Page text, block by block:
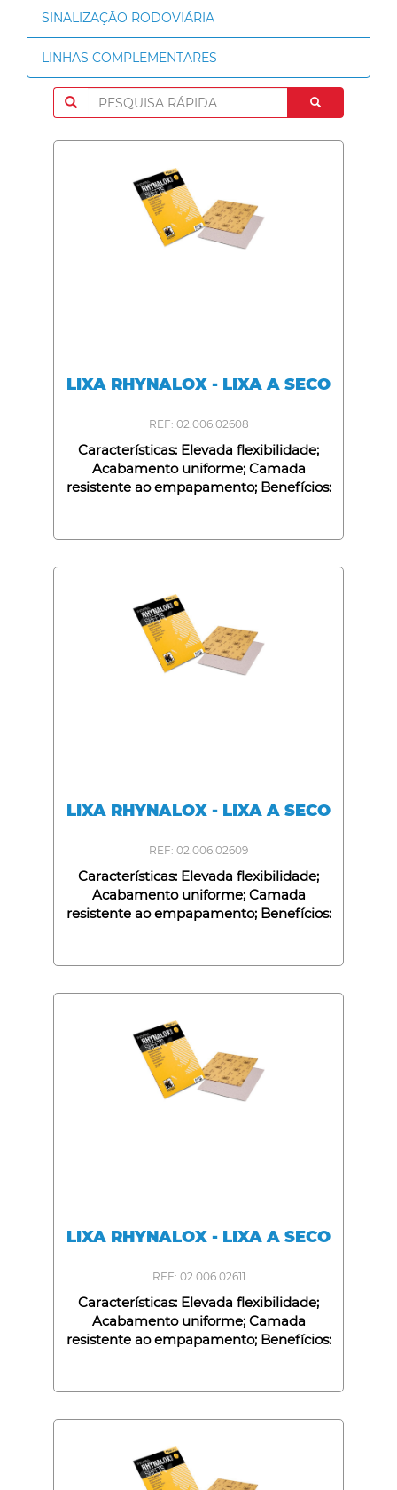
SINALIZAÇÃO RODOVIÁRIA
LINHAS COMPLEMENTARES
LIXA RHYNALOX - LIXA A SECO
REF: 02.006.02608
Características: Elevada flexibilidade;
Acabamento uniforme; Camada
resistente ao empapamento; Benefícios:
Longa duração;
LIXA RHYNALOX - LIXA A SECO
REF: 02.006.02609
Características: Elevada flexibilidade;
Acabamento uniforme; Camada
resistente ao empapamento; Benefícios:
Longa duração;
LIXA RHYNALOX - LIXA A SECO
REF: 02.006.02611
Características: Elevada flexibilidade;
Acabamento uniforme; Camada
resistente ao empapamento; Benefícios:
Longa duração;